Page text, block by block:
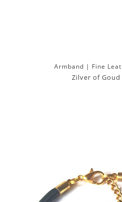
Armband | Fine
Zilver of Goud